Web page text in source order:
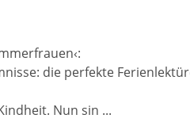
die perfekte
Nun sin ...